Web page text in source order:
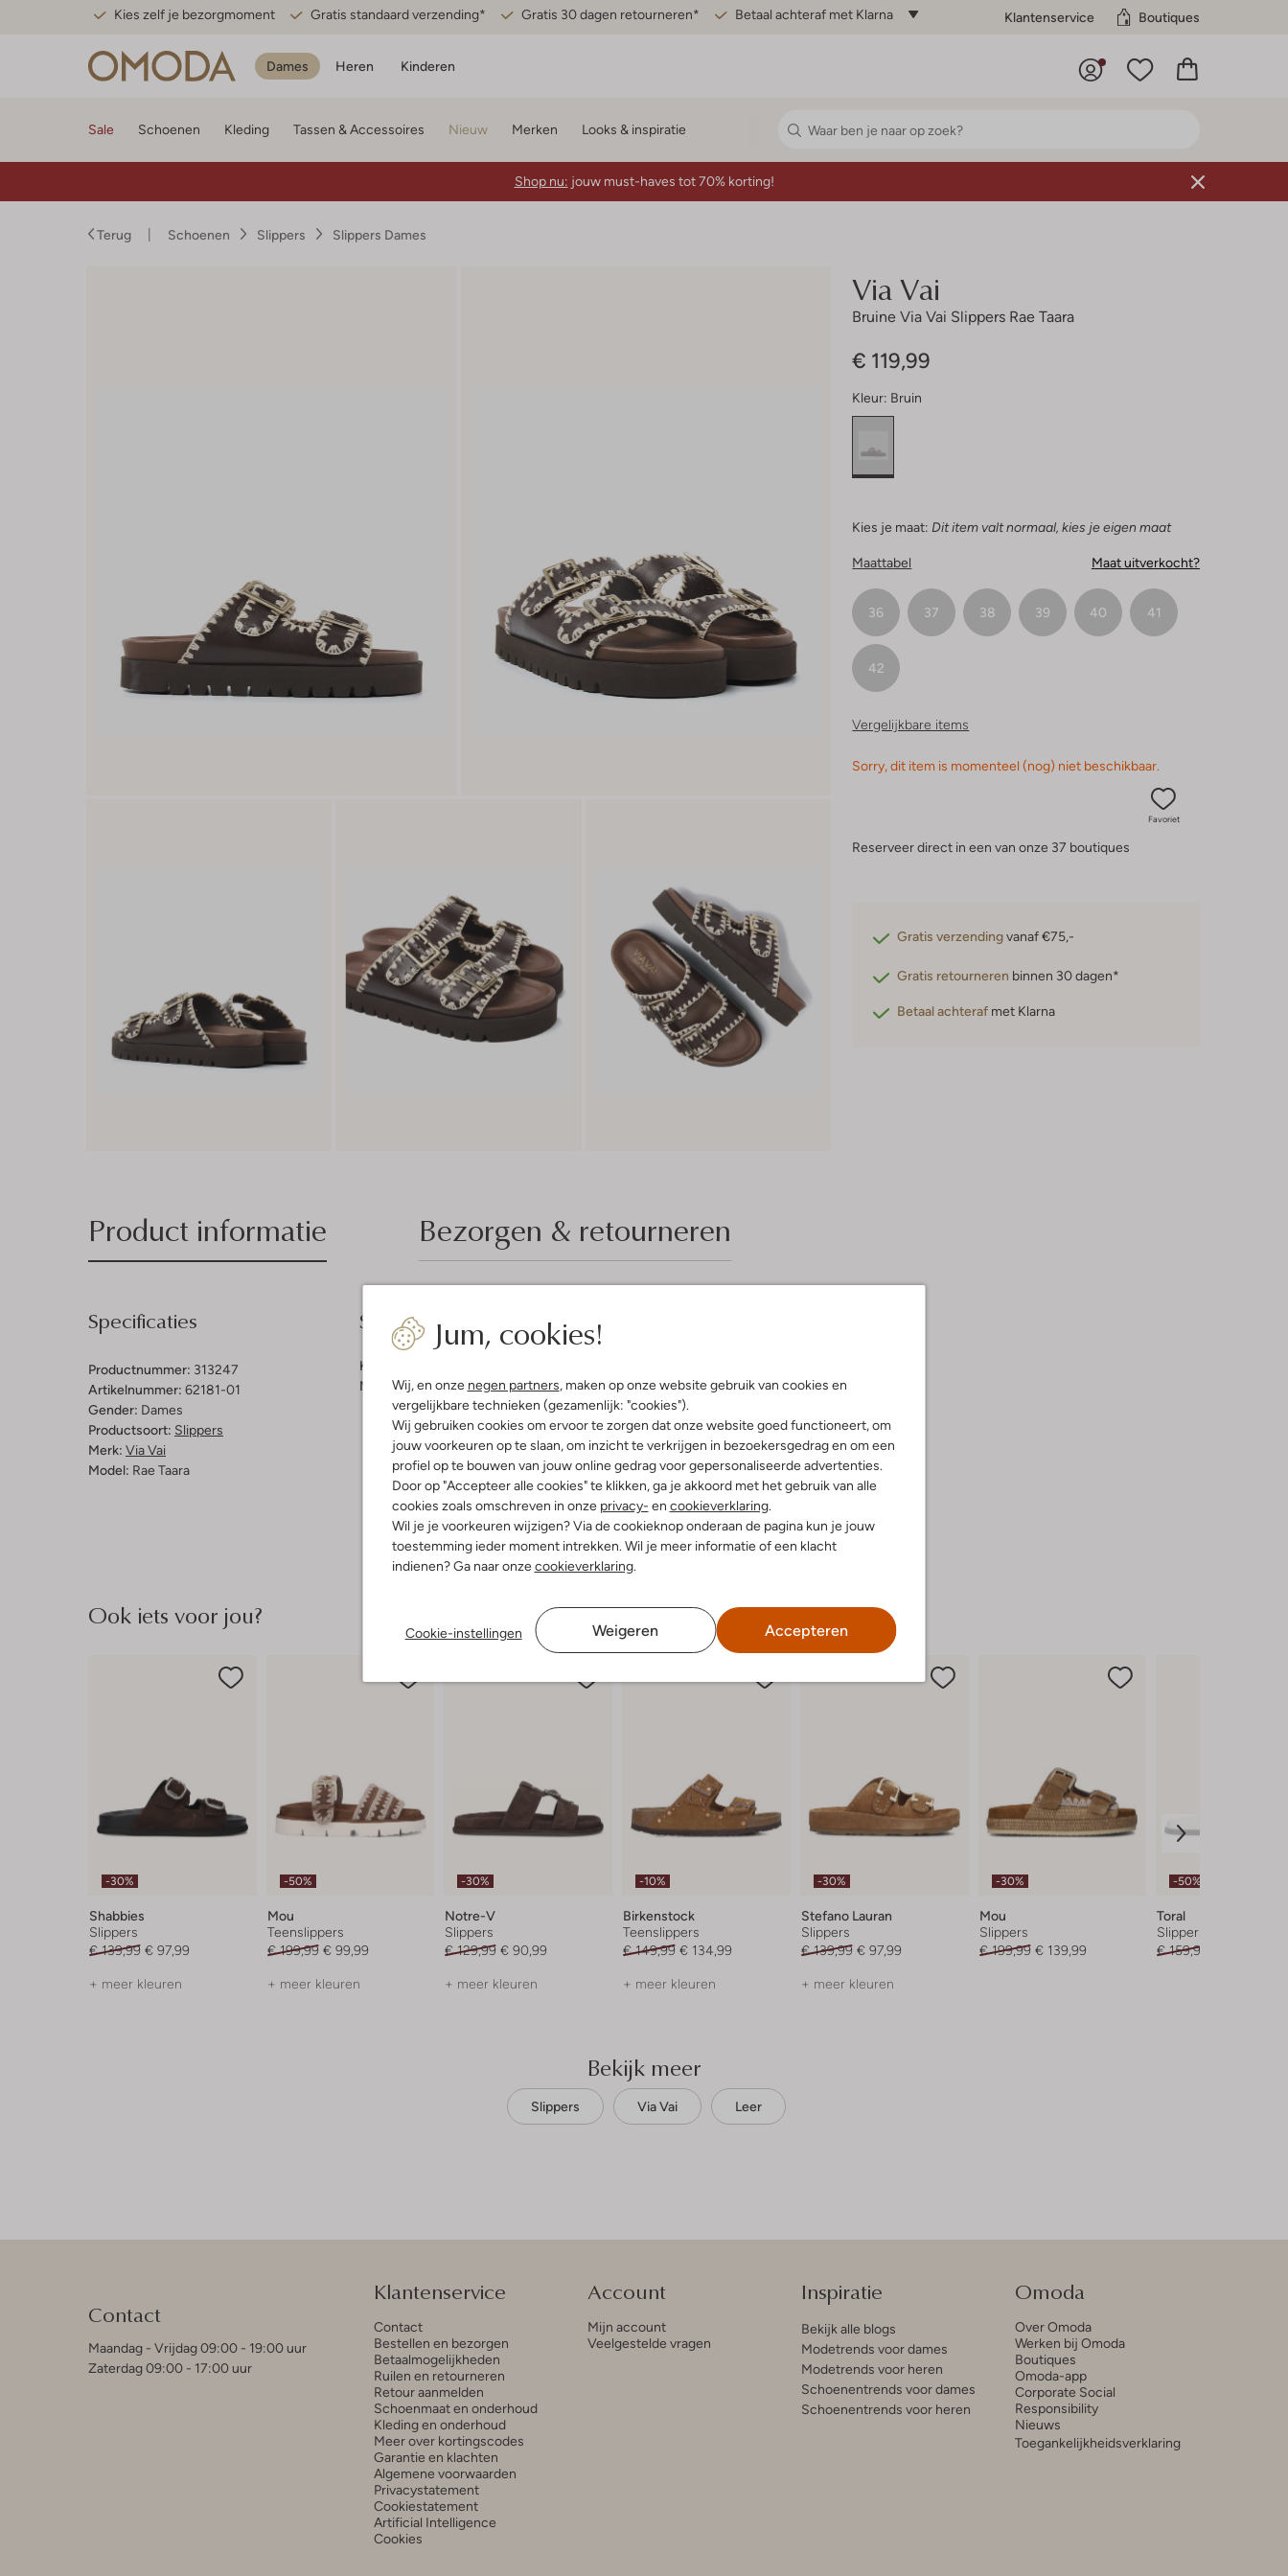
Kies zelf je bezorgmoment Gratis standaard verzending* Gratis 30 dagen retourneren* Betaal achteraf met Klarna Klantenservice Boutiques
Dames Heren Kinderen
Jum, cookies!
Wij, en onze negen partners, maken op onze website gebruik van cookies en
vergelijkbare technieken (gezamenlijk: "cookies").
Wij gebruiken cookies om ervoor te zorgen dat onze website goed functioneert, om
jouw voorkeuren op te slaan, om inzicht te verkrijgen in bezoekersgedrag en om een
profiel op te bouwen van jouw online gedrag voor gepersonaliseerde advertenties.
Door op "Accepteer alle cookies" te klikken, ga je akkoord met het gebruik van alle
cookies zoals omschreven in onze privacy- en cookieverklaring.
Wil je je voorkeuren wijzigen? Via de cookieknop onderaan de pagina kun je jouw
toestemming ieder moment intrekken. Wil je meer informatie of een klacht
indienen? Ga naar onzecookieverklaring.
Cookie-instellingen Weigeren Accepteren
Sale Schoenen Kleding Tassen & Accessoires Nieuw Merken Looks & inspiratie
Shop nu: jouw must-haves tot 70% korting!
Terug Schoenen Slippers Slippers Dames
Via Vai
Bruine Via Vai Slippers Rae Taara
€ 119,99
Kleur: Bruin
Kies je maat: Dit item valt normaal, kies je eigen maat
Maattabel Maat uitverkocht?
36 37 38 39 40 41
42
Vergelijkbare items
Sorry, dit item is momenteel (nog) niet beschikbaar.
Favoriet
Reserveer direct in een van onze 37 boutiques
Gratis verzendingvanaf €75,-
Gratis retourneren binnen 30 dagen*
Betaal achteraf met Klarna
Product informatie Bezorgen & retourneren
Specificaties
Productnummer: 313247
Artikelnummer: 62181-01
Gender: Dames
Productsoort: Slippers
Merk: Via Vai
Model: Rae Taara
Samenstelling & Pasvorm
Kleur:
Materiaal buitenkant:Leer
Ook iets voor jou?
-30%
Shabbies
Slippers
€ 139,99 € 97,99
+ meer kleuren
-50%
Mou
Teenslippers
€ 199,99 € 99,99
+ meer kleuren
-30%
Notre-V
Slippers
€ 129,99 € 90,99
+ meer kleuren
-10%
Birkenstock
Teenslippers
€ 149,99 € 134,99
+ meer kleuren
-30%
Stefano Lauran
Slippers
€ 139,99 € 97,99
+ meer kleuren
-30%
Mou
Slippers
€ 199,99 € 139,99
-50%
Toral
Slippers
€ 159,99
Bekijk meer
Slippers Via Vai Leer
Contact
Maandag - Vrijdag 09:00 - 19:00 uur
Zaterdag 09:00 - 17:00 uur
Klantenservice
Contact
Bestellen en bezorgen
Betaalmogelijkheden
Ruilen en retourneren
Retour aanmelden
Schoenmaat en onderhoud
Kleding en onderhoud
Meer over kortingscodes
Garantie en klachten
Algemene voorwaarden
Privacystatement
Cookiestatement
Artificial Intelligence
Cookies
Account
Mijn account
Veelgestelde vragen
Inspiratie
Bekijk alle blogs
Modetrends voor dames
Modetrends voor heren
Schoenentrends voor dames
Schoenentrends voor heren
Omoda
Over Omoda
Werken bij Omoda
Boutiques
Omoda-app
Corporate Social
Responsibility
Nieuws
Toegankelijkheidsverklaring